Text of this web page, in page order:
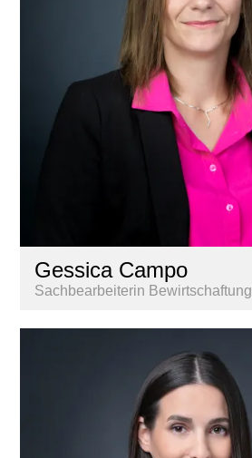
Gessica Campo
Sachbearbeiterin Bewirtschaftung